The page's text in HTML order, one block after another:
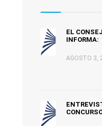
EL
INFORMA:
AGOSTO 3,